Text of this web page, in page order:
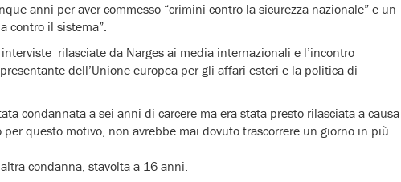
anni per aver commesso “crimini contro la sicurezza nazionale” e un
contro il sistema”.
rilasciate da Narges ai media internazionali e l’incontro
dell’Unione europea per gli affari esteri e la politica di
condannata a sei anni di carcere ma era stata presto rilasciata a causa
questo motivo, non avrebbe mai dovuto trascorrere un giorno in più
condanna, stavolta a 16 anni.